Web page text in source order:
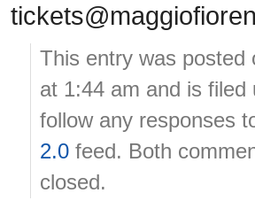
This entry was posted
at 1:44 am and is
follow any responses
2.0 feed. Both
closed.